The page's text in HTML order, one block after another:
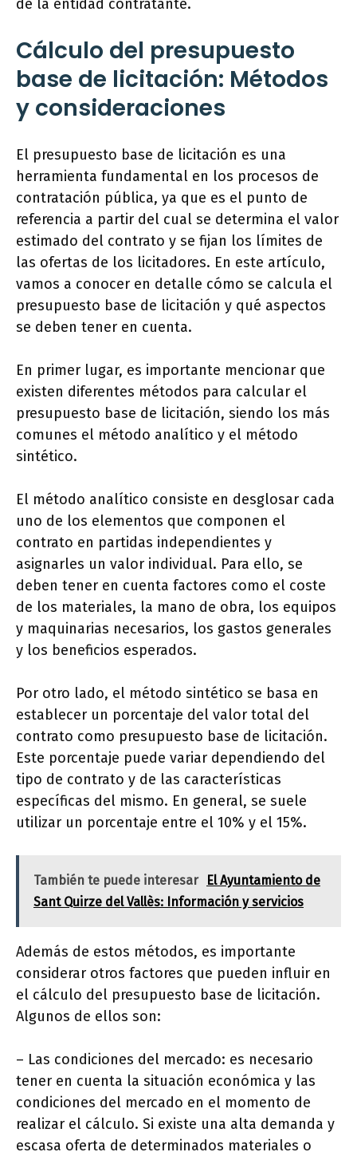
de la entidad contratante.
Cálculo del presupuesto
base de licitación: Métodos
y consideraciones
El presupuesto base de licitación es una
herramienta fundamental en los procesos de
contratación pública, ya que es el punto de
referencia a partir del cual se determina el valor
estimado del contrato y se fijan los límites de
las ofertas de los licitadores. En este artículo,
vamos a conocer en detalle cómo se calcula el
presupuesto base de licitación y qué aspectos
se deben tener en cuenta.
En primer lugar, es importante mencionar que
existen diferentes métodos para calcular el
presupuesto base de licitación, siendo los más
comunes el método analítico y el método
sintético.
El método analítico consiste en desglosar cada
uno de los elementos que componen el
contrato en partidas independientes y
asignarles un valor individual. Para ello, se
deben tener en cuenta factores como el coste
de los materiales, la mano de obra, los equipos
y maquinarias necesarios, los gastos generales
y los beneficios esperados.
Por otro lado, el método sintético se basa en
establecer un porcentaje del valor total del
contrato como presupuesto base de licitación.
Este porcentaje puede variar dependiendo del
tipo de contrato y de las características
específicas del mismo. En general, se suele
utilizar un porcentaje entre el 10% y el 15%.
También te puede interesar
El Ayuntamiento de
Sant Quirze del Vallès: Información y servicios
Además de estos métodos, es importante
considerar otros factores que pueden influir en
el cálculo del presupuesto base de licitación.
Algunos de ellos son:
– Las condiciones del mercado: es necesario
tener en cuenta la situación económica y las
condiciones del mercado en el momento de
realizar el cálculo. Si existe una alta demanda y
escasa oferta de determinados materiales o